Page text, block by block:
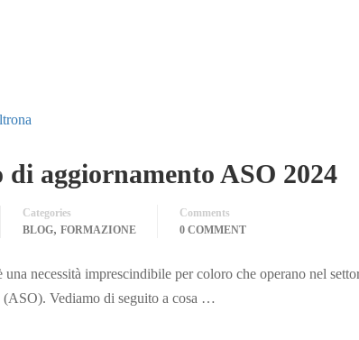
di aggiornamento ASO 2024
Categories
BLOG, FORMAZIONE
Comments
0 COMMENT
necessità imprescindibile per coloro che operano nel
Vediamo di seguito a cosa …